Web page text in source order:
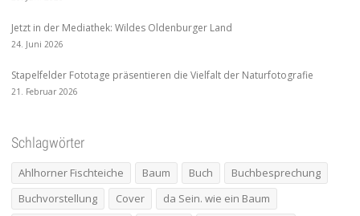
Jetzt in der Mediathek: Wildes Oldenburger Land
24. Juni 2026
Stapelfelder Fototage präsentieren die Vielfalt der Naturfotografie
21. Februar 2026
Schlagwörter
Ahlhorner Fischteiche Baum Buch
Buchbesprechung
Buchvorstellung
Cover
da Sein. wie ein Baum